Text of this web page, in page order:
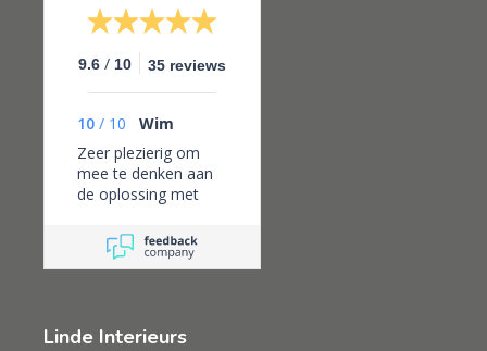
9.6 / 10 35 reviews
10 / 10
Wim
Zeer plezierig om
mee te denken aan
de oplossing met
vouwgordijn voor
onze pui. Plaatsing
echt vakmanschap,
Linde Interieurs